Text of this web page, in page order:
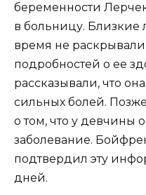
беременности
в больницу. Близкие
время не
подробностей о ее
рассказывали, что
сильных болей.
о том, что у девчины
заболевание.
подтвердил эту
дней.